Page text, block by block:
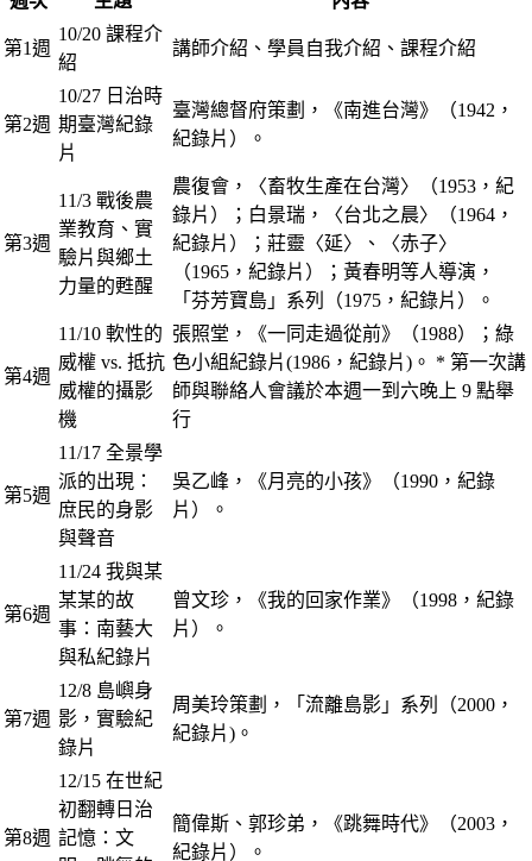
第1週
10/20 課程介
紹
講師介紹、學員自我介紹、課程介紹
第2週
10/27 日治時
期臺灣紀錄
片
臺灣總督府策劃，《南進台灣》（1942，
紀錄片）。
第3週
11/3 戰後農
業教育、實
驗片與鄉土
力量的甦醒
農復會，〈畜牧生產在台灣〉（1953，紀
錄片）；白景瑞，〈台北之晨〉（1964，
紀錄片）；莊靈〈延〉、〈赤子〉
（1965，紀錄片）；黃春明等人導演，
「芬芳寶島」系列（1975，紀錄片）。
第4週
11/10 軟性的
威權 vs. 抵抗
威權的攝影
機
張照堂，《一同走過從前》（1988）；綠
色小組紀錄片(1986，紀錄片)。 * 第一次講
師與聯絡人會議於本週一到六晚上 9 點舉
行
第5週
11/17 全景學
派的出現：
庶民的身影
與聲音
吳乙峰，《月亮的小孩》（1990，紀錄
片）。
第6週
11/24 我與某
某某的故
事：南藝大
與私紀錄片
曾文珍，《我的回家作業》（1998，紀錄
片）。
第7週
12/8 島嶼身
影，實驗紀
錄片
周美玲策劃，「流離島影」系列（2000，
紀錄片)。
第8週
12/15 在世紀
初翻轉日治
記憶：文
簡偉斯、郭珍弟，《跳舞時代》（2003，
紀錄片）。